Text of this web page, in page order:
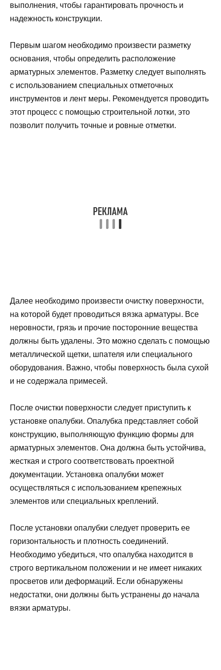
выполнения, чтобы гарантировать прочность и
надежность конструкции.
Первым шагом необходимо произвести разметку
основания, чтобы определить расположение
арматурных элементов. Разметку следует выполнять
с использованием специальных отметочных
инструментов и лент меры. Рекомендуется проводить
этот процесс с помощью строительной лотки, это
позволит получить точные и ровные отметки.
Далее необходимо произвести очистку поверхности,
на которой будет проводиться вязка арматуры. Все
неровности, грязь и прочие посторонние вещества
должны быть удалены. Это можно сделать с помощью
металлической щетки, шпателя или специального
оборудования. Важно, чтобы поверхность была сухой
и не содержала примесей.
После очистки поверхности следует приступить к
установке опалубки. Опалубка представляет собой
конструкцию, выполняющую функцию формы для
арматурных элементов. Она должна быть устойчива,
жесткая и строго соответствовать проектной
документации. Установка опалубки может
осуществляться с использованием крепежных
элементов или специальных креплений.
После установки опалубки следует проверить ее
горизонтальность и плотность соединений.
Необходимо убедиться, что опалубка находится в
строго вертикальном положении и не имеет никаких
просветов или деформаций. Если обнаружены
недостатки, они должны быть устранены до начала
вязки арматуры.